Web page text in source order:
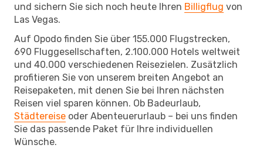
und sichern Sie sich noch heute Ihren Billigflug von
Las Vegas.
Auf Opodo finden Sie über 155.000 Flugstrecken,
690 Fluggesellschaften, 2.100.000 Hotels weltweit
und 40.000 verschiedenen Reisezielen. Zusätzlich
profitieren Sie von unserem breiten Angebot an
Reisepaketen, mit denen Sie bei Ihren nächsten
Reisen viel sparen können. Ob Badeurlaub,
Städtereise oder Abenteuerurlaub – bei uns finden
Sie das passende Paket für Ihre individuellen
Wünsche.